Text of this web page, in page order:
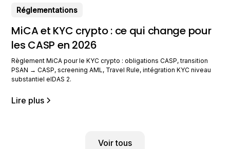
Réglementations
MiCA et KYC crypto : ce qui change pour
les CASP en 2026
Règlement MiCA pour le KYC crypto : obligations CASP, transition
PSAN → CASP, screening AML, Travel Rule, intégration KYC niveau
substantiel eIDAS 2.
Lire plus
Voir tous